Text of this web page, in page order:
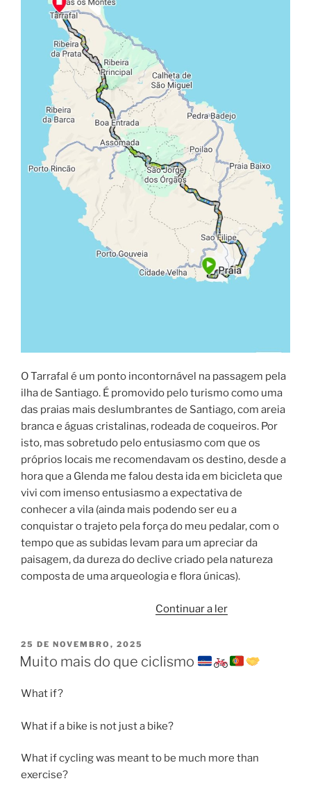
O Tarrafal é um ponto incontornável na passagem pela
ilha de Santiago. É promovido pelo turismo como uma
das praias mais deslumbrantes de Santiago, com areia
branca e águas cristalinas, rodeada de coqueiros. Por
isto, mas sobretudo pelo entusiasmo com que os
próprios locais me recomendavam os destino, desde a
hora que a Glenda me falou desta ida em bicicleta que
vivi com imenso entusiasmo a expectativa de
conhecer a vila (ainda mais podendo ser eu a
conquistar o trajeto pela força do meu pedalar, com o
tempo que as subidas levam para um apreciar da
paisagem, da dureza do declive criado pela natureza
composta de uma arqueologia e flora únicas).
Continuar a ler“Ilha
de
”
PUBLICADO
EM
25 DE NOVEMBRO, 2025
Muito mais do que ciclismo
What if?
What if a bike is not just a bike?
What if cycling was meant to be much more than
exercise?